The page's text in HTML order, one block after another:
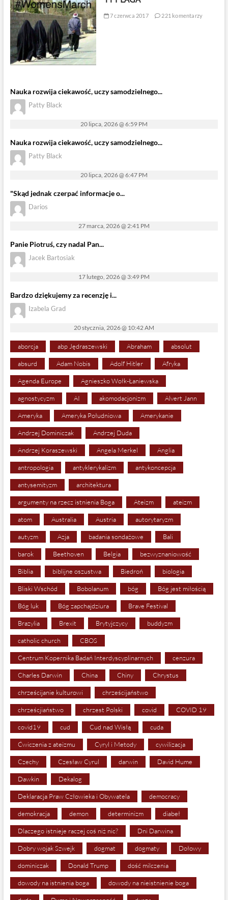
7 czerwca 2017 221 komentarzy
Nauka rozwija ciekawość, uczy samodzielnego...
Patty Black
20 lipca, 2026 @ 6:59 PM
Nauka rozwija ciekawość, uczy samodzielnego...
Patty Black
20 lipca, 2026 @ 6:47 PM
"Skąd jednak czerpać informacje o...
Darios
27 marca, 2026 @ 2:41 PM
Panie Piotruś, czy nadal Pan...
Jacek Bartosiak
17 lutego, 2026 @ 3:49 PM
Bardzo dziękujemy za recenzję i...
Izabela Grad
20 stycznia, 2026 @ 10:42 AM
aborcja abp Jędraszewski Abraham absolut
absurd Adam Nobis Adolf Hitler Afryka
Agenda Europe Agnieszko Wołk-Łaniewska
agnostycyzm AI akomodacjonizm Alvert Jann
Ameryka Ameryka Południowa Amerykanie
Andrzej Dominiczak Andrzej Duda
Andrzej Koraszewski Angela Merkel Anglia
antropologia antyklerykalizm antykoncepcja
antysemityzm architektura
argumenty na rzecz istnienia Boga Ateizm ateizm
atom Australia Austria autorytaryzm
autyzm Azja badania sondażowe Bali
barok Beethoven Belgia bezwyznaniowość
Biblia biblijne oszustwa Biedroń biologia
Bliski Wschód Bobolanum bóg Bóg jest miłością
Bóg luk Bóg zapchajdziura Brave Festival
Brazylia Brexit Brytyjczycy buddyzm
catholic church CBOS
Centrum Kopernika Badań Interdyscyplinarnych cenzura
Charles Darwin China Chiny Chrystus
chrześcijanie kulturowi chrześcijaństwo
chrześcjiaństwo chrzest Polski covid COVID 19
covid19 cud Cud nad Wisłą cuda
Ćwiczenia z ateizmu Cyryl i Metody cywilizacja
Czechy Czesław Cyrul darwin David Hume
Dawkin Dekalog
Deklaracja Praw Człowieka i Obywatela democracy
demokracja demon determinizm diabeł
Dlaczego istnieje raczej coś niż nic? Dni Darwina
Dobry wojak Szwejk dogmat dogmaty Dołowy
dominiczak Donald Trump dość milczenia
dowody na istnienia boga dowody na nieistnienie boga